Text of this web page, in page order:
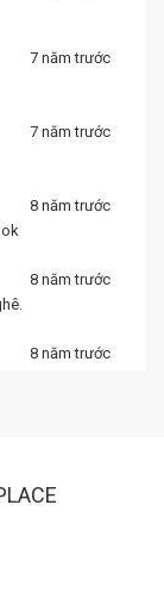
7 năm trước
7 năm trước
8 năm trước
ok
8 năm trước
8 năm trước
8 năm trước